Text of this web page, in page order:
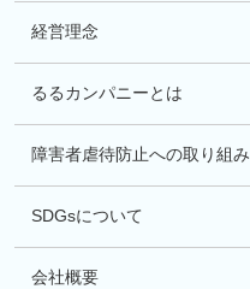
経営理念
るるカンパニーとは
障害者虐待防止への取り組み
SDGsについて
会社概要